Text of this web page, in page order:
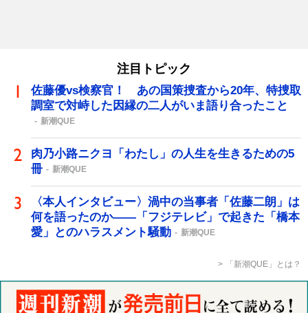
注目トピック
佐藤優vs検察官！ あの国策捜査から20年、特捜取
調室で対峙した因縁の二人がいま語り合ったこと
新潮QUE
肉乃小路ニクヨ「わたし」の人生を生きるための5
冊
新潮QUE
〈本人インタビュー〉渦中の当事者「佐藤二朗」は
何を語ったのか――「フジテレビ」で起きた「橋本
愛」とのハラスメント騒動
新潮QUE
「新潮QUE」とは？